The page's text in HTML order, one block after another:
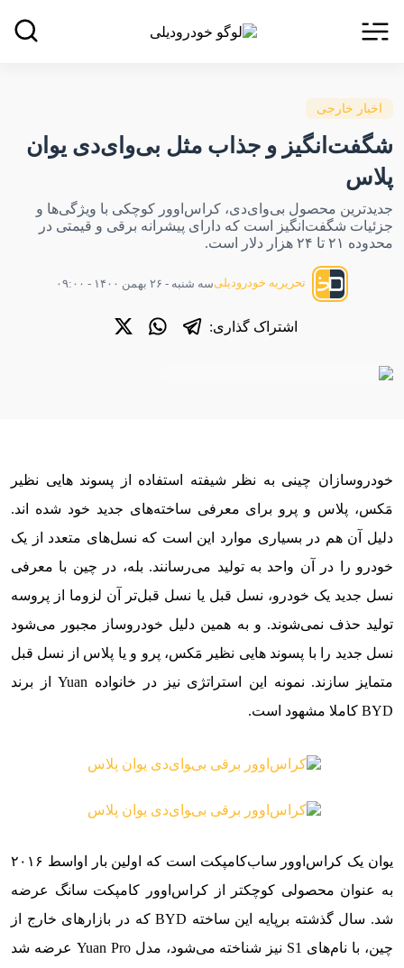
اخبار خارجی
شگفت‌انگیز و جذاب مثل بی‌وای‌دی یوان
پلاس
جدیدترین محصول بی‌وای‌دی، کراس‌اوور کوچکی با ویژگی‌ها و
جزئیات شگفت‌انگیز است که دارای پیشرانه برقی و قیمتی در
محدوده ۲۱ تا ۲۴ هزار دلار است.
تحریریه خودرودیلیسه شنبه - ۲۶ بهمن ۱۴۰۰ - ۰۹:۰۰
اشتراک گذاری:
خودروسازان چینی به نظر شیفته استفاده از پسوند هایی نظیر
مَکس، پلاس و پرو برای معرفی ساخته‌‌‌های جدید خود شده اند.
دلیل آن هم در بسیاری موارد این است که نسل‌‌‌های متعدد از یک
خودرو را در آن واحد به تولید می‌رسانند. بله، در چین با معرفی
نسل جدید یک خودرو، نسل قبل یا نسل قبل‌تر آن لزوما از پروسه
تولید حذف نمی‌شوند. و به همین دلیل خودروساز مجبور می‌شود
نسل جدید را با پسوند هایی نظیر مَکس، پرو و یا پلاس از نسل قبل
متمایز سازند. نمونه این استراتژی نیز در خانواده Yuan از برند
BYD کاملا مشهود است.
یوان یک کراس‌اوور ساب‌کامپکت است که اولین بار اواسط ۲۰۱۶
به عنوان محصولی کوچکتر از کراس‌اوور کامپکت سانگ عرضه
شد. سال گذشته برپایه این ساخته BYD که در بازار‌‌‌های خارج از
چین، با نام‌‌‌های S1 نیز شناخته می‌شود، مدل Yuan Pro عرضه شد